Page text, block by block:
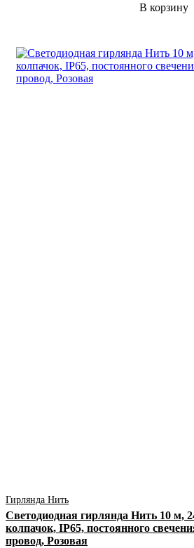
В корзину
Гирлянда Нить
Светодиодная гирлянда Нить 10 м,
колпачок, IP65, постоянного
провод, Розовая